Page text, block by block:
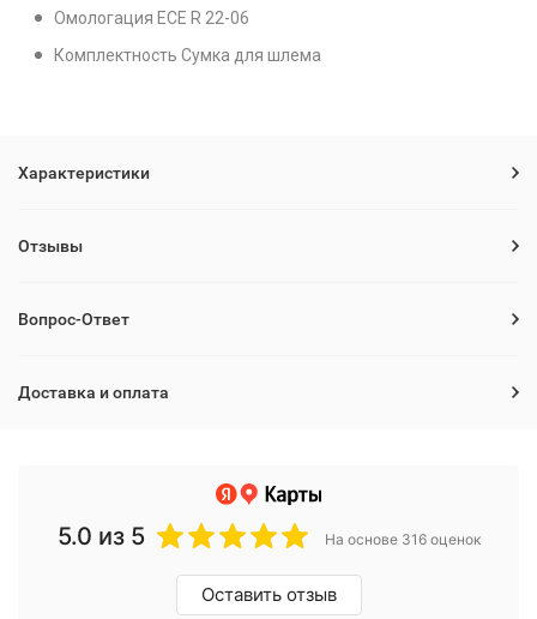
Омологация ECE R 22-06
Комплектность Сумка для шлема
Характеристики
Отзывы
Вопрос-Ответ
Доставка и оплата